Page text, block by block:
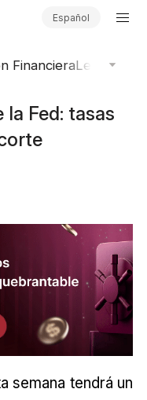
Español
FinancieraLeyendas
la Fed: tasas
semana tendrá un